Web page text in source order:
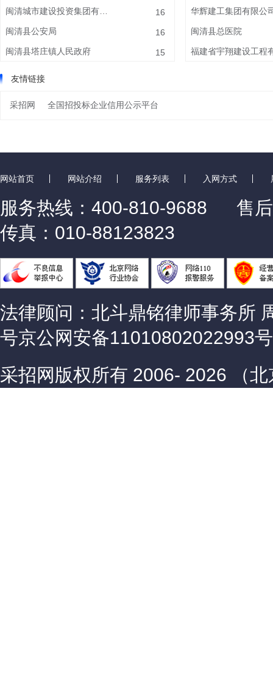
16
闽清县公安局
16
闽清县塔庄镇人民政府
15
华辉建工集团有限公
闽清县总医院
友情链接
采招网 全国招投标企业信用公示平台
网站首页 网站介绍 服务列表 入网方式
服务热线：400-810-9688
售
传真：010-88123823
法律顾问：北斗鼎铭律师事务所
号京公网安备11010802022993号
采招网版权所有 2006- 2026 （